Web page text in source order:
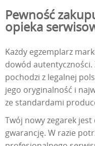
Pewność
opieka
Każdy egzemplarz
dowód autentyczności.
pochodzi z legalnej
jego oryginalność i
ze standardami
Twój nowy zegarek
gwarancję. W razie